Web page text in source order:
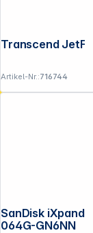
Artikel-Nr.:716744
SanDisk iXpand Flash Drive
064G-GN6NN